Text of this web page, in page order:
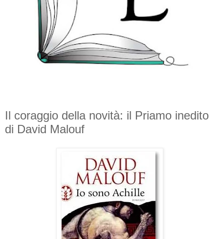
Il coraggio della novità: il Priamo inedito
di David Malouf